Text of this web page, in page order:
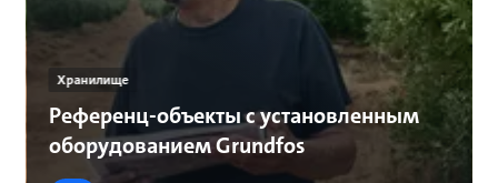
Хранилище
Референц-объекты с установленным
оборудованием Grundfos